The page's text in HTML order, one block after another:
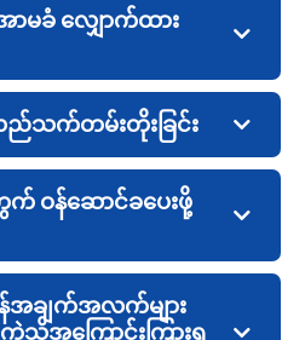
ာမခံ လျှောက်ထား
ည်သက်တမ်းတိုးခြင်း
က် ဝန်ဆောင်ခပေးဖို့
ျက်အလက်များ
သို့အကြောင်းကြားရ